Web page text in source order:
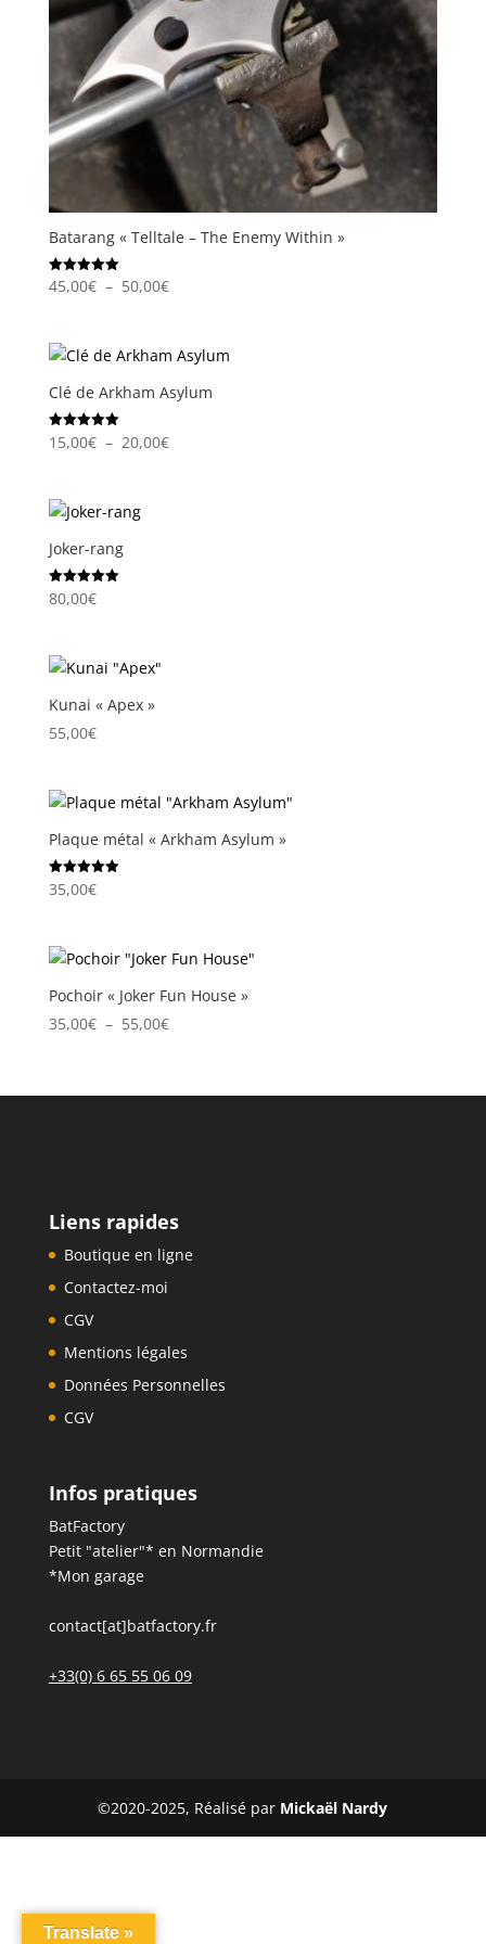
Batarang « Telltale – The Enemy Within »
Note
5.00
45,00€ – 50,00€Plage
45,00€
à
Clé de Arkham Asylum
Note
5.00
15,00€ – 20,00€Plage
Joker-rang
Note
5.00
80,00€
Kunai « Apex »
55,00€
Plaque métal « Arkham Asylum »
Note
5.00
35,00€
Pochoir « Joker Fun House »
35,00€ – 55,00€Plage
35,00€
Liens rapides
Boutique en ligne
Contactez-moi
CGV
Mentions légales
Données Personnelles
CGV
Infos pratiques
BatFactory
Petit "atelier"* en Normandie
*Mon garage
contact[at]batfactory.fr
+33(0) 6 65 55 06 09
©2020-2025, Réalisé par Mickaël Nardy
Translate »